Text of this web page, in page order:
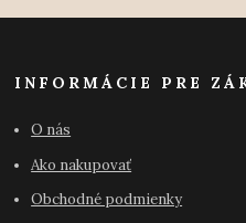
INFORMÁCIE PRE
O nás
Ako nakupovať
Obchodné podmienky